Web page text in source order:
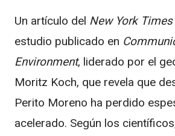
Un artículo del New York Times
estudio publicado en
Environment, liderado por el
Moritz Koch, que revela que
Perito Moreno ha perdido
acelerado. Según los